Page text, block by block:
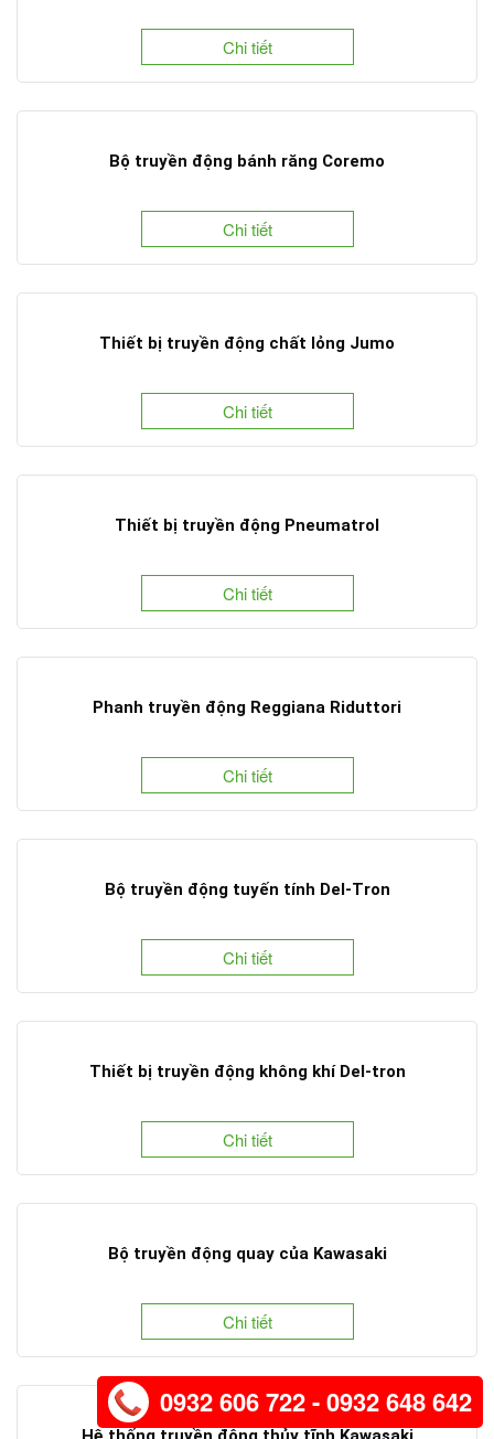
Chi tiết
Bộ truyền động bánh răng Coremo
Chi tiết
Thiết bị truyền động chất lỏng Jumo
Chi tiết
Thiết bị truyền động Pneumatrol
Chi tiết
Phanh truyền động Reggiana Riduttori
Chi tiết
Bộ truyền động tuyến tính Del-Tron
Chi tiết
Thiết bị truyền động không khí Del-tron
Chi tiết
Bộ truyền động quay của Kawasaki
Chi tiết
0932 606 722 - 0932 648 642